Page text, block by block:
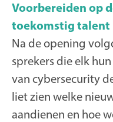
Voorbereiden op
toekomstig talent
Na de opening
sprekers die elk
van cybersecurity
liet zien welke
aandienen en hoe